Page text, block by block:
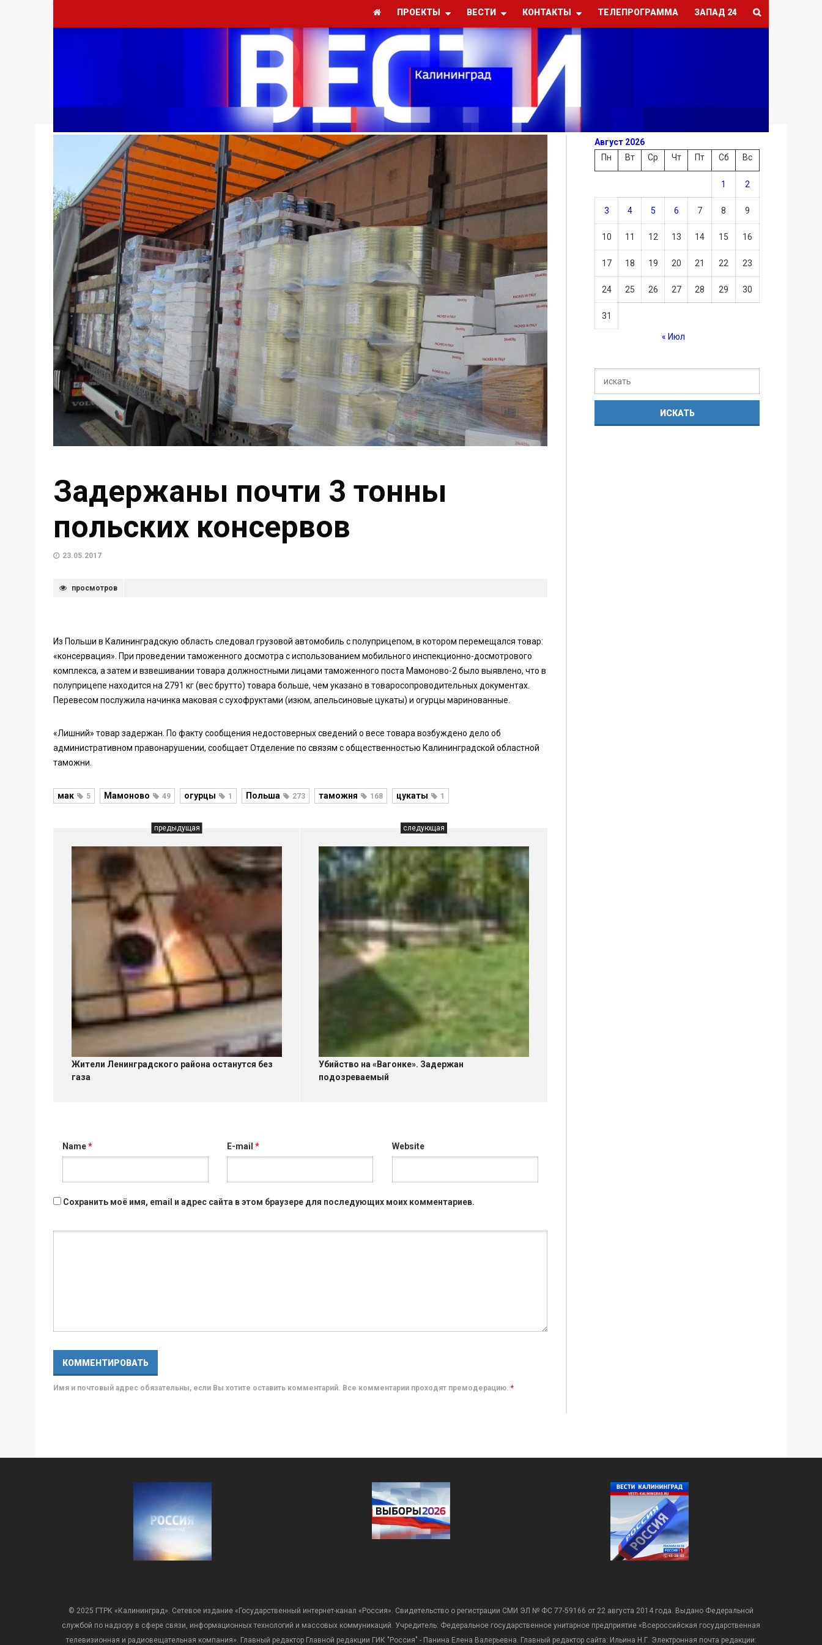
ПРОЕКТЫ ВЕСТИ КОНТАКТЫ ТЕЛЕПРОГРАММА ЗАПАД 24
Задержаны почти 3 тонны
польских консервов
23.05.2017
просмотров
Из Польши в Калининградскую область следовал грузовой автомобиль с полуприцепом, в котором перемещался товар:
«консервация». При проведении таможенного досмотра с использованием мобильного инспекционно-досмотрового
комплекса, а затем и взвешивании товара должностными лицами таможенного поста Мамоново-2 было выявлено, что в
полуприцепе находится на 2791 кг (вес брутто) товара больше, чем указано в товаросопроводительных документах.
Перевесом послужила начинка маковая с сухофруктами (изюм, апельсиновые цукаты) и огурцы маринованные.
«Лишний» товар задержан. По факту сообщения недостоверных сведений о весе товара возбуждено дело об
административном правонарушении, сообщает Отделение по связям с общественностью Калининградской областной
таможни.
мак 5 Мамоново 49 огурцы 1 Польша 273 таможня 168 цукаты 1
предыдущая
Жители Ленинградского района останутся без
газа
следующая
Убийство на «Вагонке». Задержан
подозреваемый
Name* E-mail* Website
Сохранить моё имя, email и адрес сайта в этом браузере для последующих моих комментариев.
Имя и почтовый адрес обязательны, если Вы хотите оставить комментарий. Все комментарии проходят премодерацию. *
Август 2026
Пн
Вт Ср Чт Пт Сб Вс
1 2
3 4 5 6 7 8 9
10 11 12 13 14 15 16
17 18 19 20 21 22 23
24 25 26 27 28 29 30
31
« Июл
© 2025 ГТРК «Калининград». Сетевое издание «Государственный интернет-канал «Россия». Свидетельство о регистрации СМИ ЭЛ № ФС 77-59166 от 22 августа 2014 года. Выдано Федеральной
службой по надзору в сфере связи, информационных технологий и массовых коммуникаций. Учредитель: Федеральное государственное унитарное предприятие «Всероссийская государственная
телевизионная и радиовещательная компания». Главный редактор Главной редакции ГИК "Россия" - Панина Елена Валерьевна. Главный редактор сайта: Ильина Н.Г. Электронная почта редакции: